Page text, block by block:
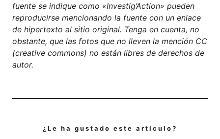
fuente se indique como «Investig’Action» pueden
reproducirse mencionando la fuente con un enlace
de hipertexto al sitio original. Tenga en cuenta, no
obstante, que las fotos que no lleven la mención CC
(creative commons) no están libres de derechos de
autor.
¿Le ha gustado este artículo?